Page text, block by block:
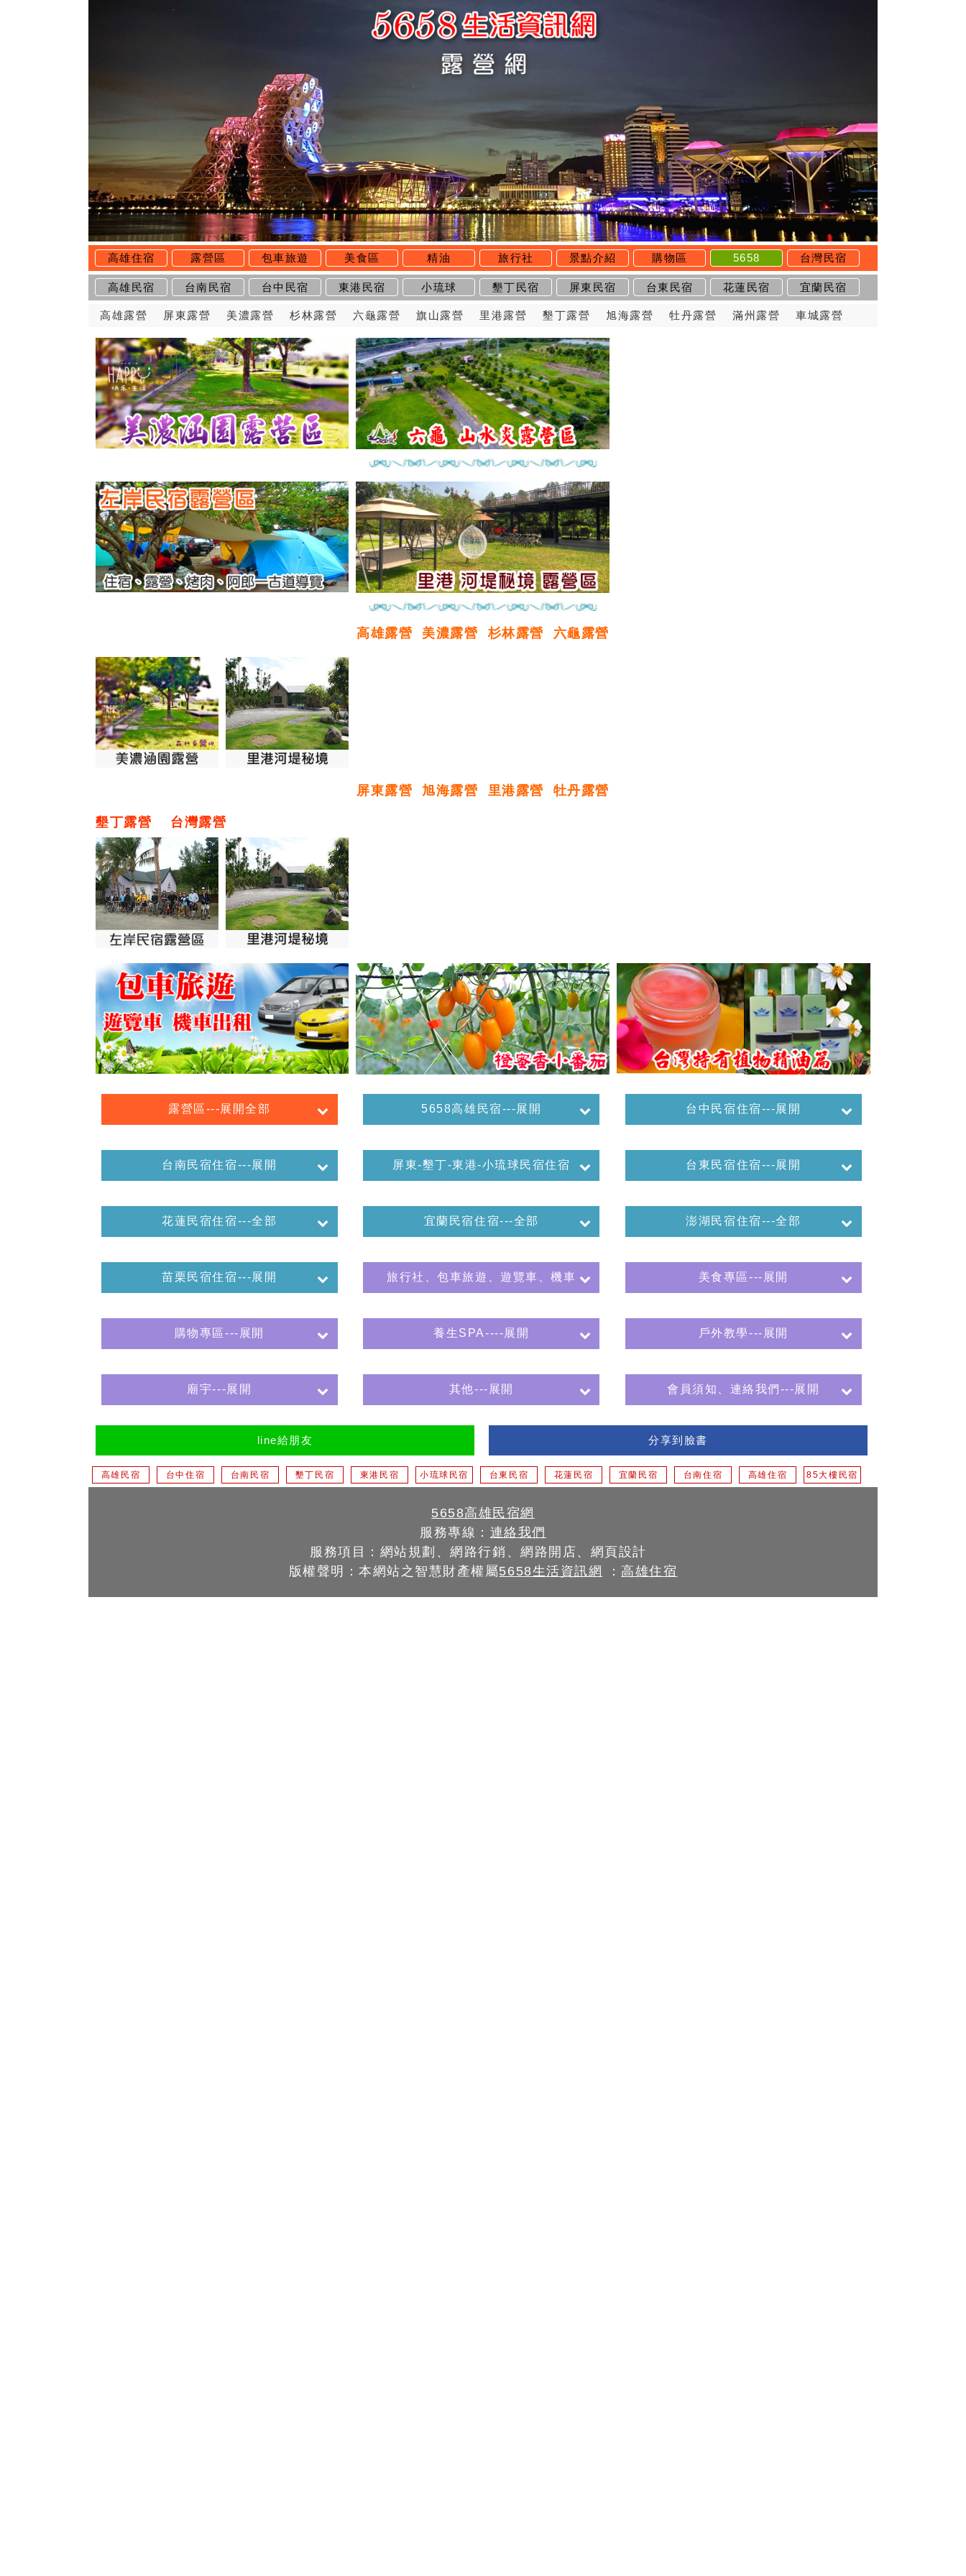
高雄住宿 露營區 包車旅遊 美食區 精油 旅行社 景點介紹 購物區 5658 台灣民宿
高雄民宿 台南民宿 台中民宿 東港民宿 小琉球 墾丁民宿 屏東民宿 台東民宿 花蓮民宿 宜蘭民宿
高雄露營 屏東露營 美濃露營 杉林露營 六龜露營 旗山露營 里港露營 墾丁露營 旭海露營 牡丹露營 滿州露營 車城露營
高雄露營 美濃露營 杉林露營 六龜露營
屏東露營 旭海露營 里港露營 牡丹露營
墾丁露營 台灣露營
露營區---展開全部 5658高雄民宿---展開 台中民宿住宿---展開
台南民宿住宿---展開 屏東-墾丁-東港-小琉球民宿住宿 台東民宿住宿---展開
花蓮民宿住宿---全部 宜蘭民宿住宿---全部 澎湖民宿住宿---全部
苗栗民宿住宿---展開 旅行社、包車旅遊、遊覽車、機車 美食專區---展開
購物專區---展開 養生SPA----展開 戶外教學---展開
廟宇---展開 其他---展開 會員須知、連絡我們---展開
line給朋友 分享到臉書
高雄民宿 台中住宿 台南民宿 墾丁民宿 東港民宿 小琉球民宿 台東民宿 花蓮民宿 宜蘭民宿 台南住宿 高雄住宿 85大樓民宿
5658高雄民宿網
服務專線： 連絡我們
服務項目：網站規劃、網路行銷、網路開店、網頁設計
版權聲明：本網站之智慧財產權屬5658生活資訊網 ： 高雄住宿